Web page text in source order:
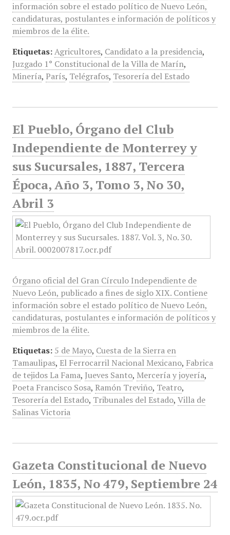
información sobre el estado político de Nuevo León,
candidaturas, postulantes e información de políticos y
miembros de la élite.
Etiquetas: Agricultores, Candidato a la presidencia,
Juzgado 1° Constitucional de la Villa de Marín,
Minería, París, Telégrafos, Tesorería del Estado
El Pueblo, Órgano del Club
Independiente de Monterrey y
sus Sucursales, 1887, Tercera
Época, Año 3, Tomo 3, No 30,
Abril 3
Órgano oficial del Gran Círculo Independiente de
Nuevo León, publicado a fines de siglo XIX. Contiene
información sobre el estado político de Nuevo León,
candidaturas, postulantes e información de políticos y
miembros de la élite.
Etiquetas: 5 de Mayo, Cuesta de la Sierra en
Tamaulipas, El Ferrocarril Nacional Mexicano, Fabrica
de tejidos La Fama, Jueves Santo, Mercería y joyería,
Poeta Francisco Sosa, Ramón Treviño, Teatro,
Tesorería del Estado, Tribunales del Estado, Villa de
Salinas Victoria
Gazeta Constitucional de Nuevo
León, 1835, No 479, Septiembre 24